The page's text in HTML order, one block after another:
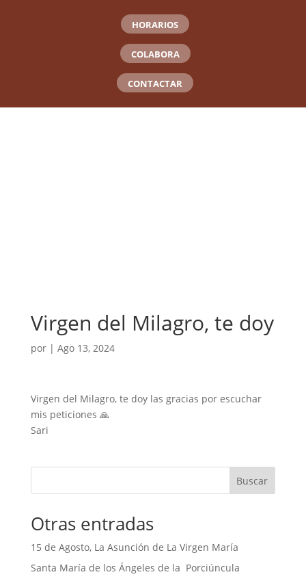
HORARIOS
COLABORA
CONTACTAR
Virgen del Milagro, te doy
por | Ago 13, 2024
Virgen del Milagro, te doy las gracias por escuchar
mis peticiones 🙏
Sari
Buscar
Otras entradas
15 de Agosto, La Asunción de La Virgen María
Santa María de los Ángeles de la Porciúncula